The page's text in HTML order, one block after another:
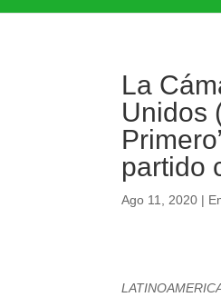
La
Unidos
partido
Ago 11, 2020 |